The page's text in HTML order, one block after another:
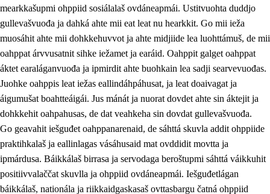
mearkkašupmi ohppiid sosiálalaš ovdáneapmái. Ustitvuohta duddjo
gullevašvuođa ja dahká ahte mii eat leat nu hearkkit. Go mii ieža
muosáhit ahte mii dohkkehuvvot ja ahte midjiide lea luohttámuš, de mii
oahppat árvvusatnit sihke iežamet ja earáid. Oahppit galget oahppat
áktet earaláganvuođa ja ipmirdit ahte buohkain lea sadji searvevuođas.
Juohke oahppis leat iežas eallindáhpáhusat, ja leat doaivagat ja
áigumušat boahtteáigái. Jus mánát ja nuorat dovdet ahte sin áktejit ja
dohkkehit oahpahusas, de dat veahkeha sin dovdat gullevašvuođa.
Go geavahit iešguđet oahppanarenaid, de sáhttá skuvla addit ohppiide
praktihkalaš ja eallinlagas vásáhusaid mat ovddidit movtta ja
ipmárdusa. Báikkálaš birrasa ja servodaga beroštupmi sáhttá váikkuhit
positiivvalaččat skuvlla ja ohppiid ovdáneapmái. Iešguđetlágan
báikkálaš, nationála ja riikkaidgaskasaš ovttasbargu čatná ohppiid